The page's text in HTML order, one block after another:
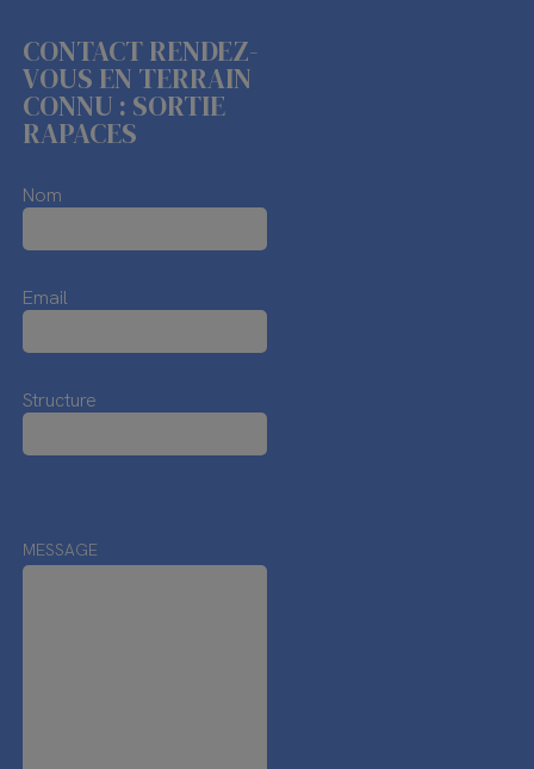
CONTACT RENDEZ-
VOUS EN TERRAIN
CONNU : SORTIE
RAPACES
Nom
Email
Structure
MESSAGE